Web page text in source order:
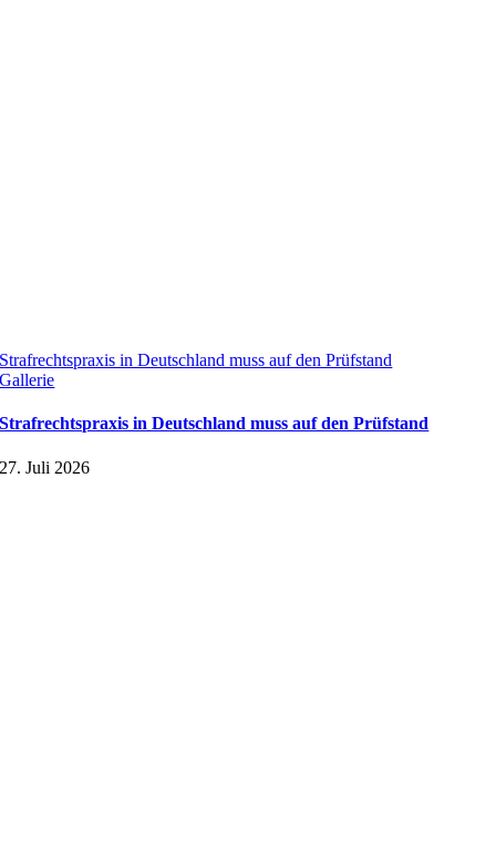
Strafrechtspraxis in Deutschland muss auf den Prüfstand
Gallerie
Strafrechtspraxis in Deutschland muss auf den Prüfstand
27. Juli 2026